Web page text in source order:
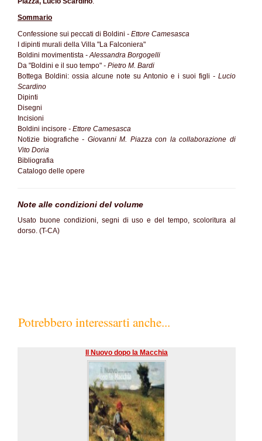
Sommario
Confessione sui peccati di Boldini - Ettore Camesasca
I dipinti murali della Villa "La Falconiera"
Boldini movimentista - Alessandra Borgogelli
Da "Boldini e il suo tempo" - Pietro M. Bardi
Bottega Boldini: ossia alcune note su Antonio e i suoi figli - Lucio
Scardino
Dipinti
Disegni
Incisioni
Boldini incisore - Ettore Camesasca
Notizie biografiche- Giovanni M. Piazza con la collaborazione di
Vito Doria
Bibliografia
Catalogo delle opere
Note alle condizioni del volume
Usato buone condizioni, segni di uso e del tempo, scoloritura al
dorso. (T-CA)
Potrebbero interessarti anche...
Il Nuovo dopo la Macchia